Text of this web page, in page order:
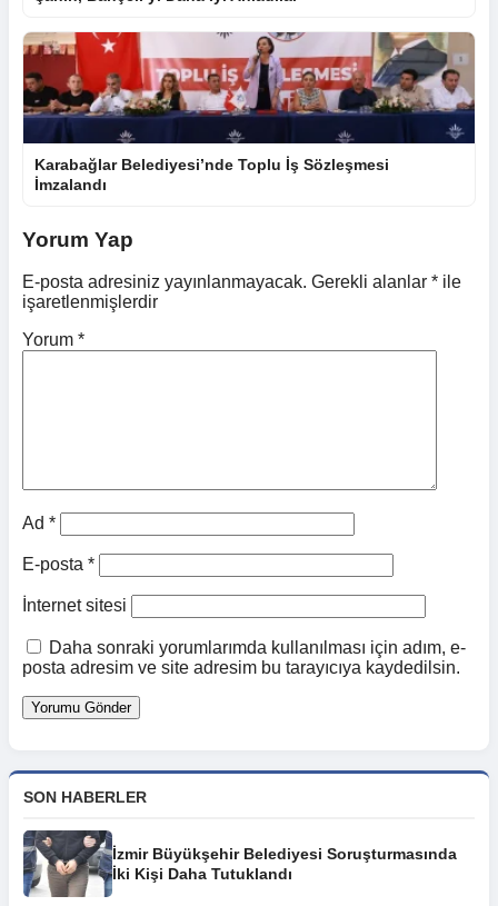
Karabağlar Belediyesi’nde Toplu İş Sözleşmesi
İmzalandı
Yorum Yap
E-posta adresiniz yayınlanmayacak. Gerekli alanlar * ile
işaretlenmişlerdir
Yorum *
Ad *
E-posta *
İnternet sitesi
Daha sonraki yorumlarımda kullanılması için adım, e-
posta adresim ve site adresim bu tarayıcıya kaydedilsin.
SON HABERLER
İzmir Büyükşehir Belediyesi Soruşturmasında
İki Kişi Daha Tutuklandı